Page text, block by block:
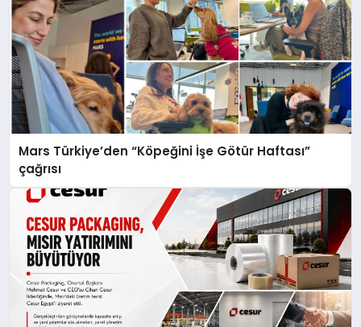
Mars Türkiye’den “Köpeğini İşe Götür Haftası”
çağrısı